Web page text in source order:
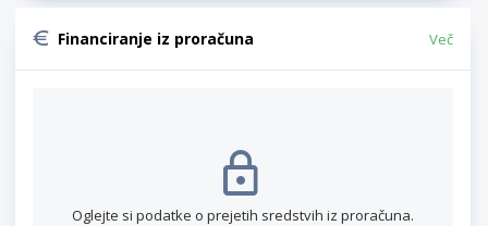
Financiranje iz proračuna Več
Oglejte si podatke o prejetih sredstvih iz proračuna.